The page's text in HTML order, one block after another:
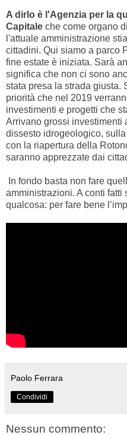
A dirlo è l'Agenzia per la
Capitale che come organo
l'attuale amministrazione
cittadini. Qui siamo a parco
fine estate è iniziata. Sarà
significa che non ci sono
stata presa la strada giusta.
priorità che nel 2019
investimenti e progetti che
Arrivano grossi investimenti
dissesto idrogeologico,
con la riapertura della
saranno apprezzate dai
In fondo basta non fare
amministrazioni. A conti fatti
qualcosa: per fare bene
Paolo Ferrara
Condividi
Nessun commento: